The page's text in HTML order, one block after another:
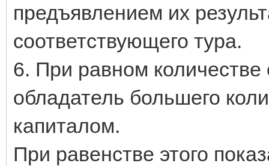
предъявлением их
соответствующего тура.
6. При равном
обладатель большего
капиталом.
При равенстве этого